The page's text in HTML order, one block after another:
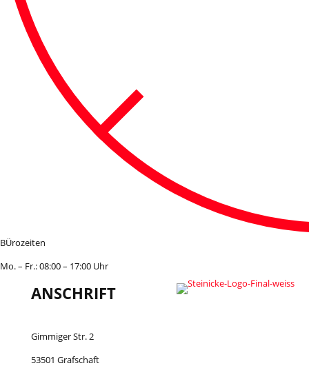
BÜrozeiten
Mo. – Fr.: 08:00 – 17:00 Uhr
ANSCHRIFT
Gimmiger Str. 2
53501 Grafschaft